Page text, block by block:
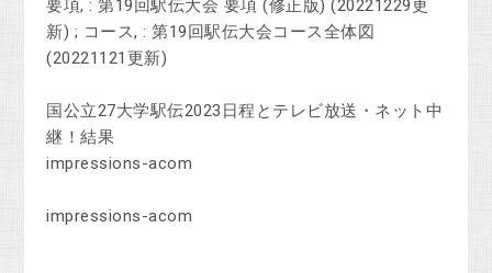
要項, : 第19回駅伝大会 要項 (修正版) (20221229更
新) ; コース, : 第19回駅伝大会コース全体図
(20221121更新)
国公立27大学駅伝2023日程とテレビ放送・ネット中
継！結果
impressions-acom
impressions-acom